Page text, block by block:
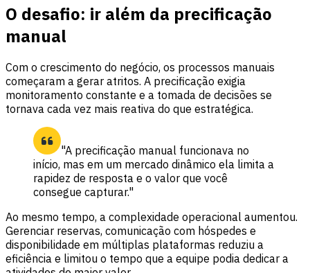
O desafio: ir além da precificação
manual
Com o crescimento do negócio, os processos manuais
começaram a gerar atritos. A precificação exigia
monitoramento constante e a tomada de decisões se
tornava cada vez mais reativa do que estratégica.
"A precificação manual funcionava no
início, mas em um mercado dinâmico ela limita a
rapidez de resposta e o valor que você
consegue capturar."
Ao mesmo tempo, a complexidade operacional aumentou.
Gerenciar reservas, comunicação com hóspedes e
disponibilidade em múltiplas plataformas reduziu a
eficiência e limitou o tempo que a equipe podia dedicar a